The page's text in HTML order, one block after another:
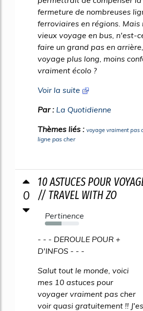
fermeture de nombreuses
ferroviaires en régions. Mais
vieux voyage en bus, n'est-
faire un grand pas en
voyage plus long, moins
vraiment écolo ?
Voir la suite
Par : La Quotidienne
Thèmes liés : voyage vraiment pas
ligne pas cher
0
10 ASTUCES POUR
// TRAVEL WITH ZO
Pertinence
49%
- - - DEROULE POUR +
D'INFOS - - -
Salut tout le monde, voici
mes 10 astuces pour
voyager vraiment pas cher
voir quasi gratuitement !!